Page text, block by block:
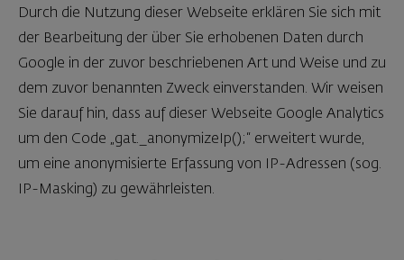
Durch die Nutzung dieser Webseite erklären Sie sich mit
der Bearbeitung der über Sie erhobenen Daten durch
Google in der zuvor beschriebenen Art und Weise und zu
dem zuvor benannten Zweck einverstanden. Wir weisen
Sie darauf hin, dass auf dieser Webseite Google Analytics
um den Code „gat._anonymizeIp();“ erweitert wurde,
um eine anonymisierte Erfassung von IP-Adressen (sog.
IP-Masking) zu gewährleisten.